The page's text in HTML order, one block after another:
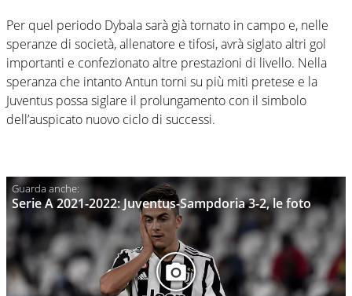
Per quel periodo Dybala sarà già tornato in campo e, nelle
speranze di società, allenatore e tifosi, avrà siglato altri gol
importanti e confezionato altre prestazioni di livello. Nella
speranza che intanto Antun torni su più miti pretese e la
Juventus possa siglare il prolungamento con il simbolo
dell’auspicato nuovo ciclo di successi.
Serie A 2021-2022: Juventus-Sampdoria 3-2, le foto